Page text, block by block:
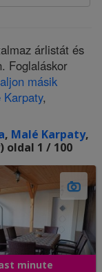
árlistát és
Foglaláskor
másik
Karpaty,
, Malé Karpaty,
oldal 1 / 100
minute